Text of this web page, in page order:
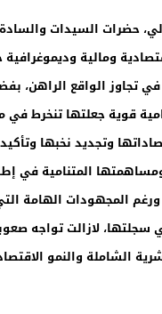
حضرات السيدات
ومالية
في تجاوز الواقع الراهن،
قوية جعلتها تنخرط في
وتجديد نخبها
المتنامية في
ورغم المجهودات الهامة
سجلتها، لازالت تواجه
الشاملة والنمو